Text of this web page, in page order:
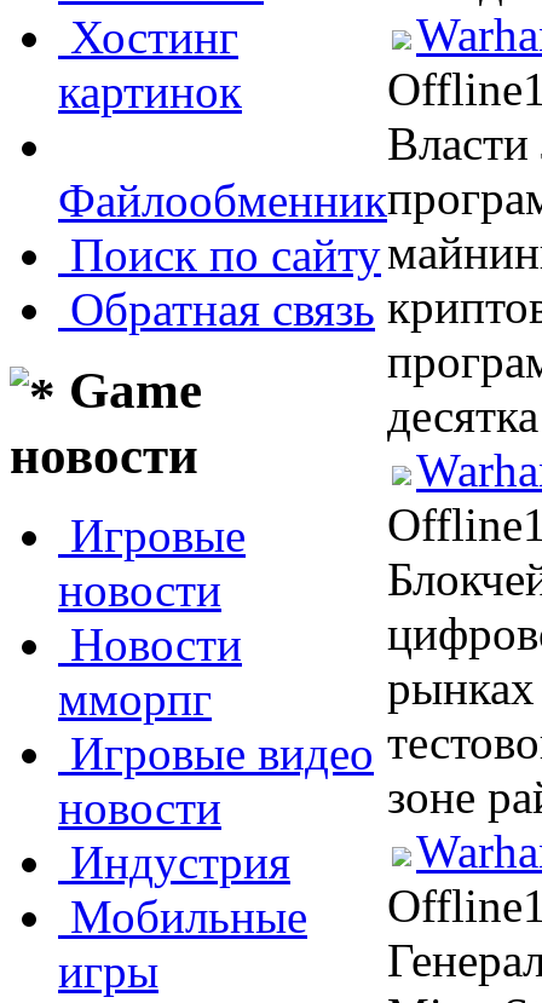
Хостинг
картинок
Файлообменник
Поиск по сайту
Обратная связь
Game
новости
Игровые
новости
Новости
мморпг
Игровые видео
новости
Индустрия
Мобильные
игры
Offline
Offline
рынках
зоне
Offline